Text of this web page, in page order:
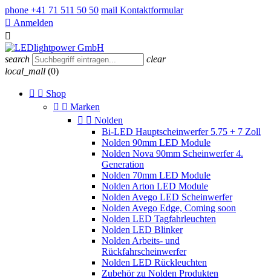
phone +41 71 511 50 50 mail Kontaktformular
 Anmelden

search
clear
local_mall (0)
  Shop
  Marken
  Nolden
Bi-LED Hauptscheinwerfer 5.75 + 7 Zoll
Nolden 90mm LED Module
Nolden Nova 90mm Scheinwerfer 4.
Generation
Nolden 70mm LED Module
Nolden Arton LED Module
Nolden Avego LED Scheinwerfer
Nolden Avego Edge, Coming soon
Nolden LED Tagfahrleuchten
Nolden LED Blinker
Nolden Arbeits- und
Rückfahrscheinwerfer
Nolden LED Rückleuchten
Zubehör zu Nolden Produkten